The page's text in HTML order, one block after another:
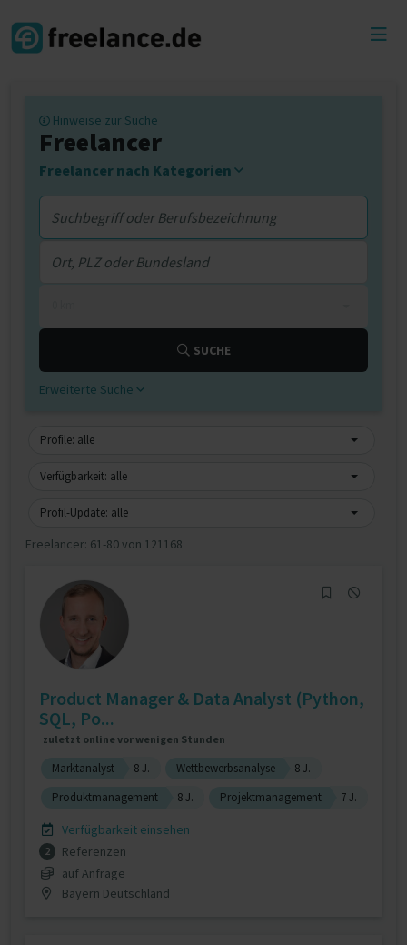
Hinweise zur Suche
Freelancer
Freelancer nach Kategorien
SUCHE
Erweiterte Suche
Profile: alle
Verfügbarkeit: alle
Profil-Update: alle
Freelancer: 61-80 von 121168
Product Manager & Data Analyst (Python,
SQL, Po...
zuletzt online vor wenigen Stunden
Marktanalyst 8 J. Wettbewerbsanalyse
8 J.
Produktmanagement
8 J. Projektmanagement 7 J.
Verfügbarkeit einsehen
2
Referenzen
auf Anfrage
Bayern Deutschland